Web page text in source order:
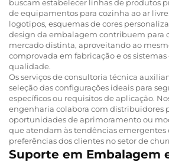
buscam estabelecer linhas de produtos
de equipamentos para cozinha ao ar
logotipos, esquemas de cores
design da embalagem contribuem para
mercado distinta, aproveitando ao
comprovada em fabricação e os
qualidade.
Os serviços de consultoria técnica
seleção das configurações ideais para
específicos ou requisitos de aplicação.
engenharia colabora com distribuidores
oportunidades de aprimoramento ou
que atendam às tendências emergentes
preferências dos clientes no setor de
Suporte em Embalagem